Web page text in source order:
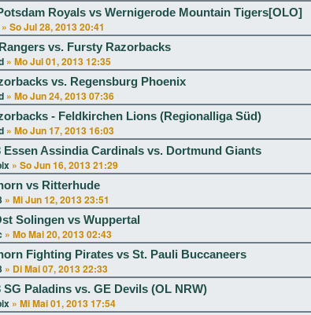
Royals vs Wernigerode Mountain Tigers[OLO]
» So Jul 28, 2013 20:41
vs. Fursty Razorbacks
» Mo Jul 01, 2013 12:35
vs. Regensburg Phoenix
» Mo Jun 24, 2013 07:36
- Feldkirchen Lions (Regionalliga Süd)
» Mo Jun 17, 2013 16:03
Essen Assindia Cardinals vs. Dortmund Giants
» So Jun 16, 2013 21:29
vs Ritterhude
» Mi Jun 12, 2013 23:51
Solingen vs Wuppertal
» Mo Mai 20, 2013 02:43
Fighting Pirates vs St. Pauli Buccaneers
» Di Mai 07, 2013 22:33
SG Paladins vs. GE Devils (OL NRW)
» Mi Mai 01, 2013 17:54